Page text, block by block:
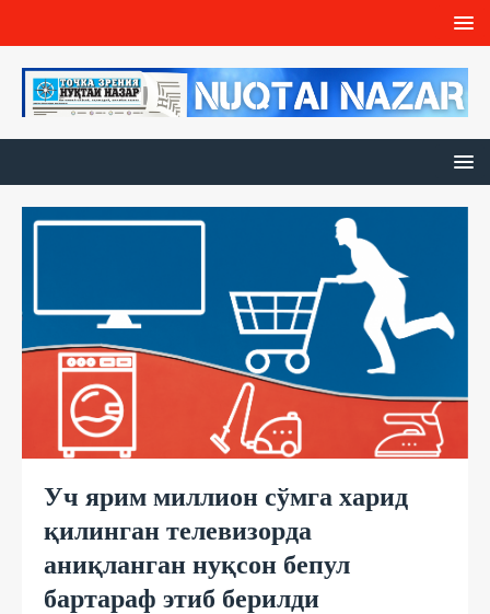
Уч ярим миллион сўмга харид
қилинган телевизорда
аниқланган нуқсон бепул
бартараф этиб берилди